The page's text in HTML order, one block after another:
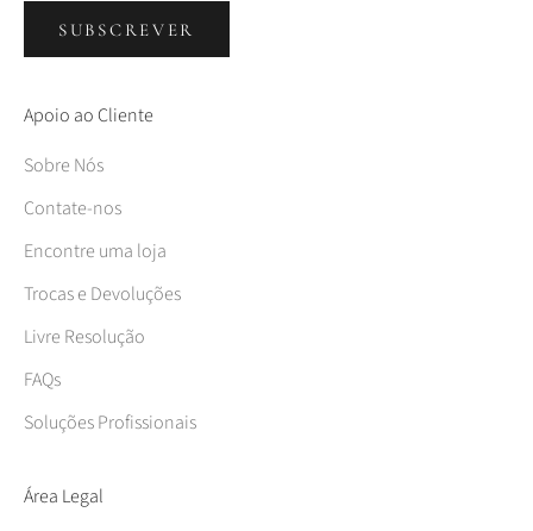
SUBSCREVER
Apoio ao Cliente
Sobre Nós
Contate-nos
Encontre uma loja
Trocas e Devoluções
Livre Resolução
FAQs
Soluções Profissionais
Área Legal